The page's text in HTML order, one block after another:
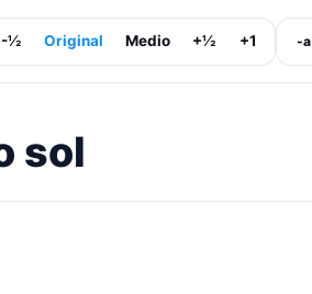
-½ Original Medio +½ +1 -a
sol